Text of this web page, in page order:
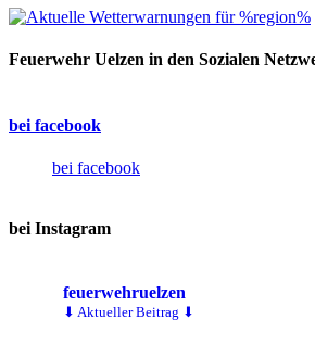
Feuerwehr Uelzen in den Sozialen
bei facebook
bei facebook
bei Instagram
feuerwehruelzen
⬇ Aktueller Beitrag ⬇